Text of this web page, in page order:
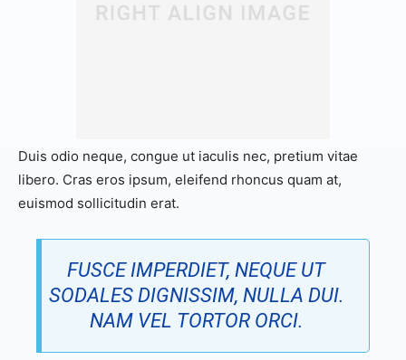
Duis odio neque, congue ut iaculis nec, pretium vitae
libero. Cras eros ipsum, eleifend rhoncus quam at,
euismod sollicitudin erat.
FUSCE IMPERDIET, NEQUE UT
SODALES DIGNISSIM, NULLA DUI.
NAM VEL TORTOR ORCI.